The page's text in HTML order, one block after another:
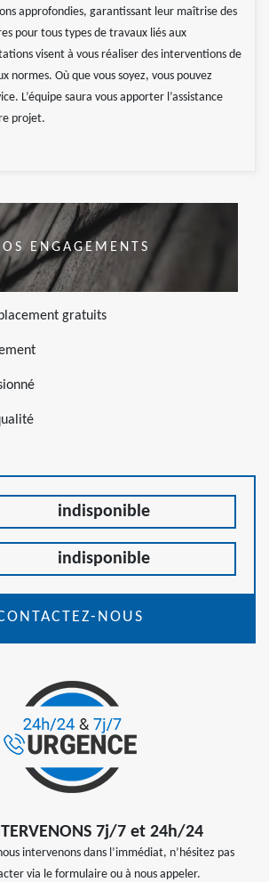
approfondies, garantissant leur maîtrise des
pour tous types de travaux liés aux
visent à vous réaliser des interventions de
normes. Où que vous soyez, vous pouvez
L’équipe saura vous apporter l’assistance
projet.
ENGAGEMENTS
gratuits
indisponible
indisponible
NOUS
7j/7 et 24h/24
intervenons dans l’immédiat, n’hésitez pas
via le formulaire ou à nous appeler.